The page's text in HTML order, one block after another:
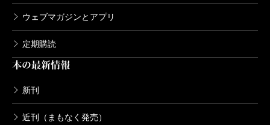
ウェブマガジンとアプリ
定期購読
本の最新情報
新刊
近刊（まもなく発売）